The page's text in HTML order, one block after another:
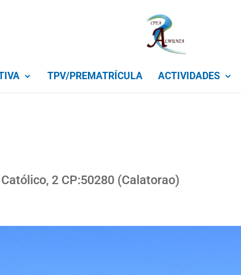
TPV/PREMATRÍCULA ACTIVIDADES
2 CP:50280 (Calatorao)